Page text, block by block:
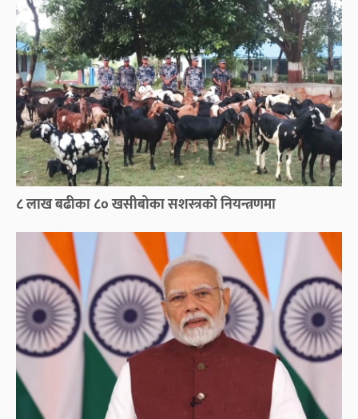
८ लाख बढीका ८० खसीबोका सशस्त्रको नियन्त्रणमा